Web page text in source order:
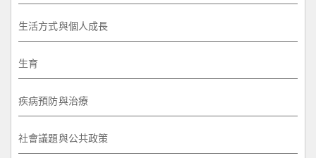
生活方式與個人成長
生育
疾病預防與治療
社會議題與公共政策